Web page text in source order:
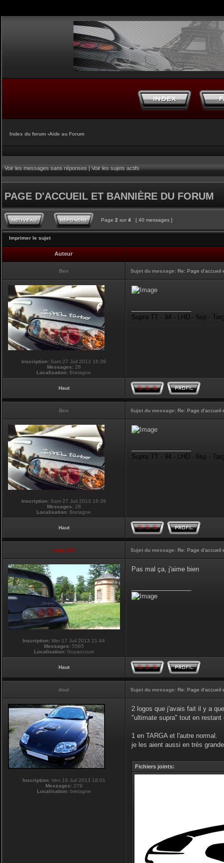
Index du forum ‹Aide au Forum
Voir les messages sans réponses|Voir les sujets actifs
PAGE D'ACCUEIL ET BANNIÈRE DU FORUM
Page 2 sur 4 [ 40 messages ]
Imprimer le sujet
Auteur
Ben Sujet du message: Re: Page d'accueil
Inscription: Sam 27 Juil 2013 16:39
Messages: 28
Localisation: Bretagne
Supra TT - 94 - LHD - 6sp -
Haut
Ben Sujet du message: Re: Page d'accueil
Inscription: Sam 27 Juil 2013 16:39
Messages: 28
Localisation: Bretagne
Supra TT - 94 - LHD - 6sp -
Haut
vmax330 Sujet du message: Re: Page d'accueil
Inscription: Mer 17 Juil 2013 21:44
Messages: 5565
Localisation: Guyancourt
Pas mal ça, j'aime bien
Haut
doul Sujet du message: Re: Page d'accueil
Inscription: Ven 19 Juil 2013 18:01
Messages: 279
Localisation: bretagne
2 logos que j'avais fait il y a
"ultimate supra" tout en restant
1 en TARGA et l'autre normal.
je les aient aussi en très
Fichiers joints: